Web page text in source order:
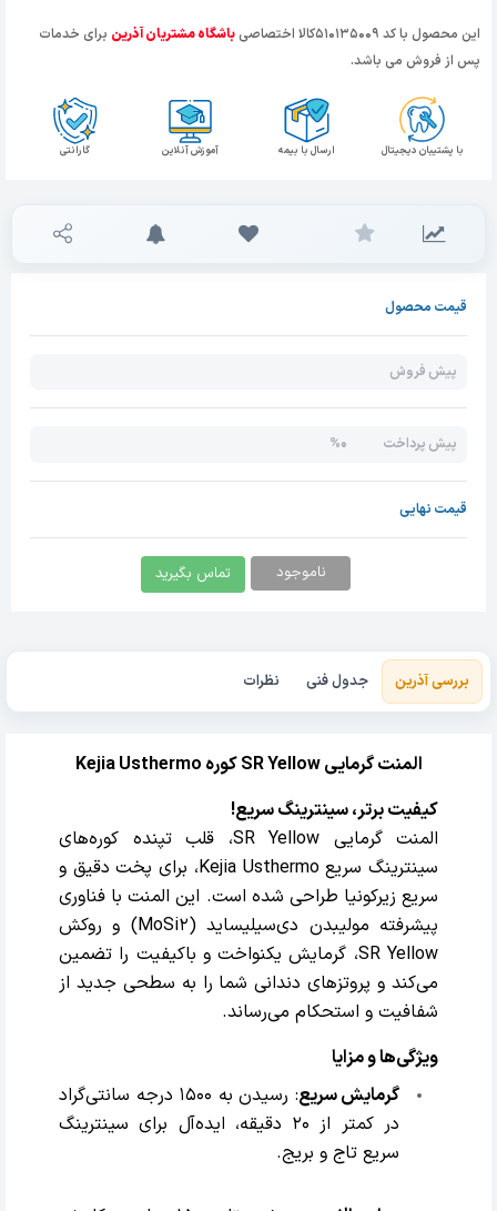
این محصول با کد 510135009کالا اختصاصی باشگاه مشتریان آذرین برای خدمات
پس از فروش می باشد.
گارانتی آموزش آنلاین ارسال با بیمه با پشتیبان دیجیتال
قیمت محصول
پیش فروش
پیش پرداخت 0%
قیمت نهایی
ناموجود تماس بگیرید
بررسی آذرین جدول فنی نظرات
المنت گرمایی SR Yellow کوره Kejia Usthermo
کیفیت برتر، سینترینگ سریع!
المنت گرمایی SR Yellow، قلب تپنده کوره‌های
سینترینگ سریع Kejia Usthermo، برای پخت دقیق و
سریع زیرکونیا طراحی شده است. این المنت با فناوری
پیشرفته مولیبدن دی‌سیلیساید (MoSi2) و روکش
SR Yellow، گرمایش یکنواخت و باکیفیت را تضمین
می‌کند و پروتزهای دندانی شما را به سطحی جدید از
شفافیت و استحکام می‌رساند.
ویژگی‌ها و مزایا
گرمایش سریع
: رسیدن به 1500 درجه سانتی‌گراد
در کمتر از 20 دقیقه، ایده‌آل برای سینترینگ
سریع تاج و بریج.